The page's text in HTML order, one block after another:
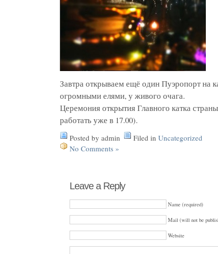
Завтра открываем ещё один Пуэропорт на
огромными елями, у живого очага.
Церемония открытия Главного катка
работать уже в 17.00).
Posted by admin Filed in Uncategorized
No Comments »
Leave a Reply
Name (required)
Mail (will not be
Website